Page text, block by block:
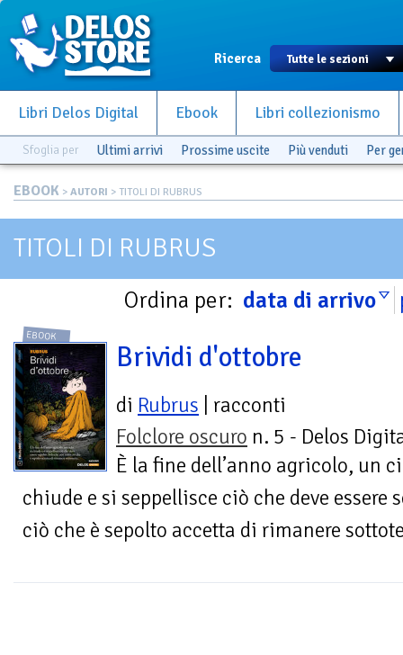
Ricerca
Libri Delos Digital Ebook Libri collezionismo
Sfoglia per Ultimi arrivi Prossime uscite Più venduti Per
EBOOK > AUTORI > TITOLI DI RUBRUS
TITOLI DI RUBRUS
Ordina per: data di arrivo
EBOOK
Brividi d'ottobre
di Rubrus | racconti
Folclore oscuro n. 5 - Delos
È la fine dell’anno agricolo, un
chiude e si seppellisce ciò che deve essere
ciò che è sepolto accetta di rimanere